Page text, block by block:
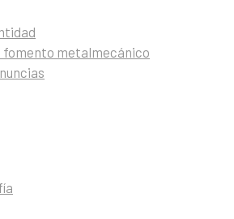
fomento metalmecánico